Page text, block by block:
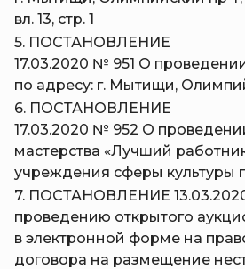
вл. 13, стр. 1
5. ПОСТАНОВЛЕНИЕ
17.03.2020 № 951 О
по адресу: г. Мытищи,
6. ПОСТАНОВЛЕНИЕ
17.03.2020 № 952 О
мастерства «Лучший
учреждения сферы культуры
7. ПОСТАНОВЛЕНИЕ
проведению открытого
в электронной форме на
договора на размещение